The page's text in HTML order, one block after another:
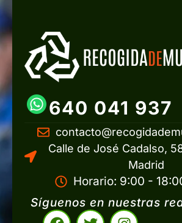
640 041 937
Calle de José Cadalso,
Madrid
Horario: 9:00 -
Síguenos en nuestras